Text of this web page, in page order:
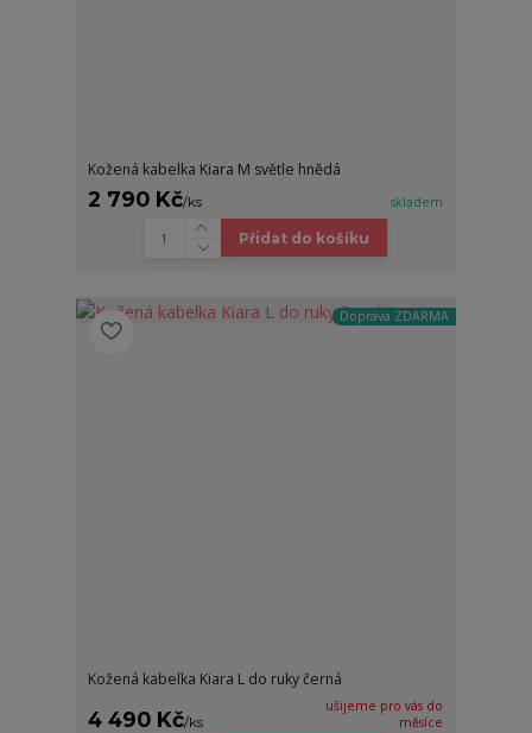
Kožená kabelka Kiara M světle hnědá
2 790 Kč/ks skladem
Přidat do košíku
Doprava ZDARMA
Kožená kabelka Kiara L do ruky černá
4 490 Kč/ks
ušijeme pro vás do
měsíce